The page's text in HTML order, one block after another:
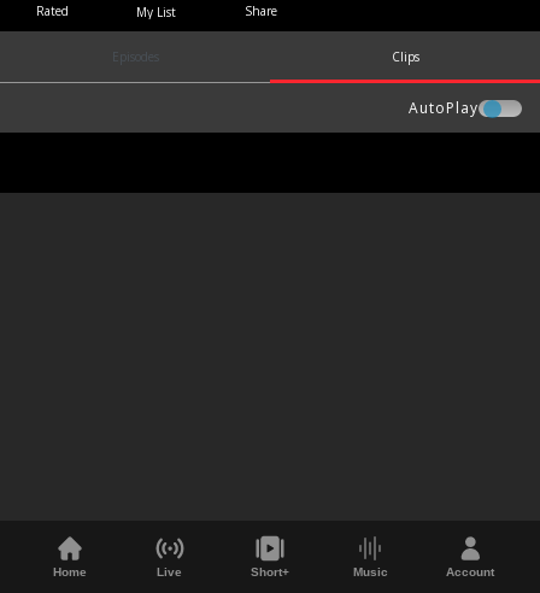
Rated My List Share
Episodes Clips
AutoPlay
Home Live Short+ Music Account